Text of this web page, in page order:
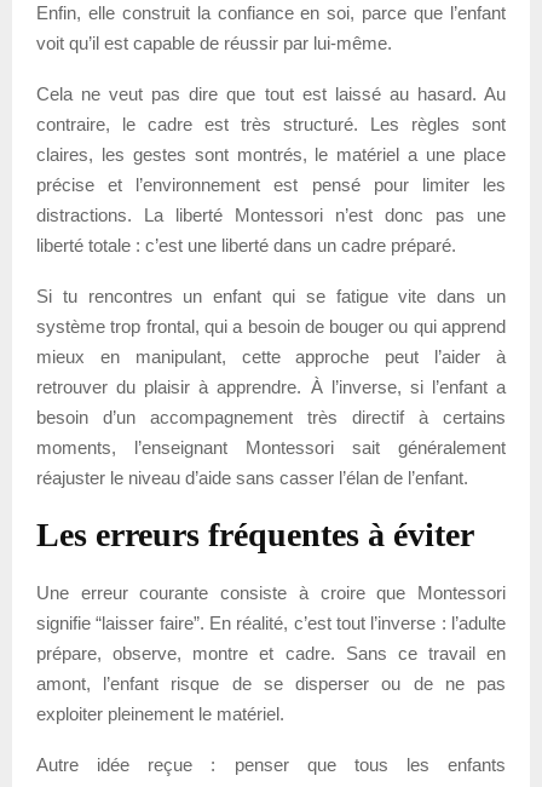
Enfin, elle construit la confiance en soi, parce que l’enfant
voit qu’il est capable de réussir par lui-même.
Cela ne veut pas dire que tout est laissé au hasard. Au
contraire, le cadre est très structuré. Les règles sont
claires, les gestes sont montrés, le matériel a une place
précise et l’environnement est pensé pour limiter les
distractions. La liberté Montessori n’est donc pas une
liberté totale : c’est une liberté dans un cadre préparé.
Si tu rencontres un enfant qui se fatigue vite dans un
système trop frontal, qui a besoin de bouger ou qui apprend
mieux en manipulant, cette approche peut l’aider à
retrouver du plaisir à apprendre. À l’inverse, si l’enfant a
besoin d’un accompagnement très directif à certains
moments, l’enseignant Montessori sait généralement
réajuster le niveau d’aide sans casser l’élan de l’enfant.
Les erreurs fréquentes à éviter
Une erreur courante consiste à croire que Montessori
signifie “laisser faire”. En réalité, c’est tout l’inverse : l’adulte
prépare, observe, montre et cadre. Sans ce travail en
amont, l’enfant risque de se disperser ou de ne pas
exploiter pleinement le matériel.
Autre idée reçue : penser que tous les enfants